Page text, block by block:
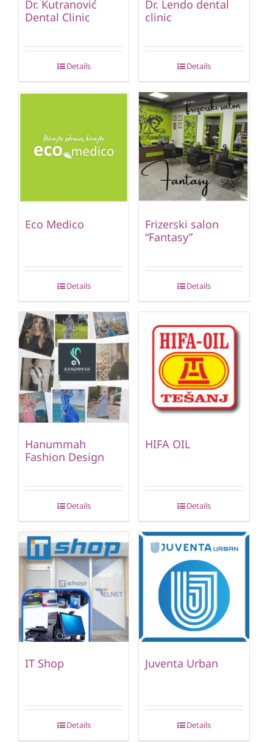
Dr. Kutranović
Dental Clinic
Details
Dr. Lendo dental
clinic
Details
Eco Medico
Details
Frizerski salon
“Fantasy”
Details
Hanummah
Fashion Design
Details
HIFA OIL
Details
IT Shop
Details
Juventa Urban
Details